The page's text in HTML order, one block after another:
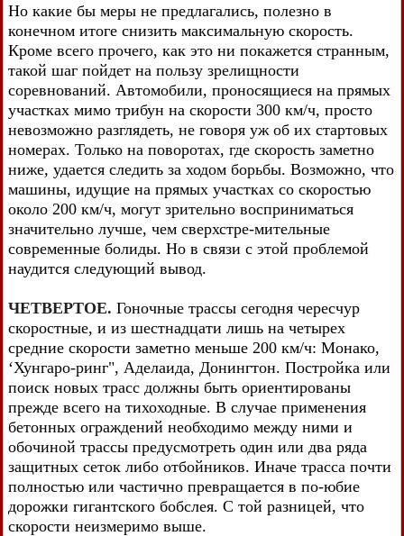
Но какие бы меры не предлагались, полезно в
конечном итоге снизить максимальную скорость.
Кроме всего прочего, как это ни покажется странным,
такой шаг пойдет на пользу зрелищности
соревнований. Автомобили, проносящиеся на прямых
участках мимо трибун на скорости 300 км/ч, просто
невозможно разглядеть, не говоря уж об их стартовых
номерах. Только на поворотах, где скорость заметно
ниже, удается следить за ходом борьбы. Возможно, что
машины, идущие на прямых участках со скоростью
около 200 км/ч, могут зрительно восприниматься
значительно лучше, чем сверхстре-мительные
современные болиды. Но в связи с этой проблемой
наудится следующий вывод.
ЧЕТВЕРТОЕ. Гоночные трассы сегодня чересчур
скоростные, и из шестнадцати лишь на четырех
средние скорости заметно меньше 200 км/ч: Монако,
‘Хунгаро-ринг", Аделаида, Донингтон. Постройка или
поиск новых трасс должны быть ориентированы
прежде всего на тихоходные. В случае применения
бетонных ограждений необходимо между ними и
обочиной трассы предусмотреть один или два ряда
защитных сеток либо отбойников. Иначе трасса почти
полностью или частично превращается в по-юбие
дорожки гигантского бобслея. С той разницей, что
скорости неизмеримо выше.